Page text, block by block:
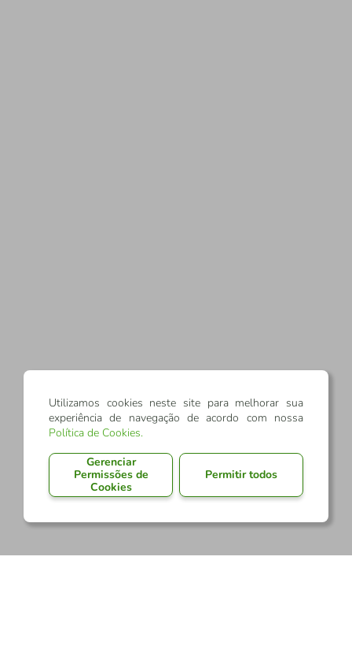
Utilizamos cookies neste site para melhorar sua
experiência de navegação de acordo com nossa
Política de Cookies.
Gerenciar
Permissões de
Cookies
Permitir todos